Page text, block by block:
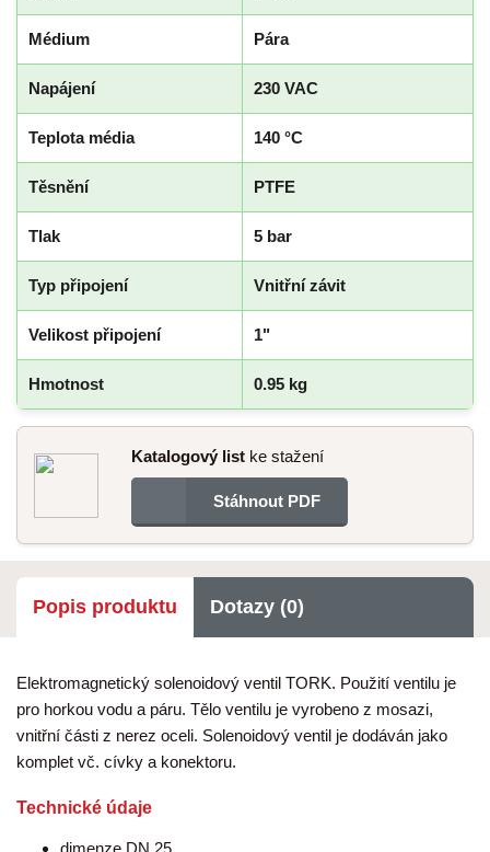
Médium Pára
Napájení 230 VAC
Teplota média 140 °C
Těsnění PTFE
Tlak 5 bar
Typ připojení Vnitřní závit
Velikost připojení 1"
Hmotnost 0.95 kg
Katalogový list ke stažení
Stáhnout PDF
Popis produktu Dotazy (0)
Elektromagnetický solenoidový ventil TORK. Použití ventilu je
pro horkou vodu a páru. Tělo ventilu je vyrobeno z mosazi,
vnitřní části z nerez oceli. Solenoidový ventil je dodáván jako
komplet vč. cívky a konektoru.
Technické údaje
dimenze DN 25